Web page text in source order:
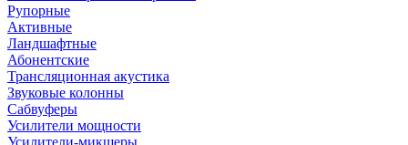
Рупорные
Активные
Ландшафтные
Абонентские
Трансляционная акустика
Звуковые колонны
Сабвуферы
Усилители мощности
Усилители-микшеры